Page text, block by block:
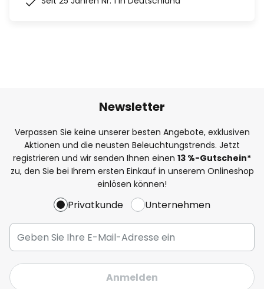
Newsletter
Verpassen Sie keine unserer besten Angebote, exklusiven
Aktionen und die neusten Beleuchtungstrends. Jetzt
registrieren und wir senden Ihnen einen 13 %-Gutschein*
zu, den Sie bei Ihrem ersten Einkauf in unserem Onlineshop
einlösen können!
Privatkunde Unternehmen
Anmelden